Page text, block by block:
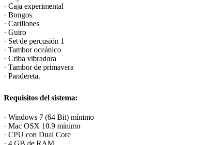
· Caja experimental
· Bongos
· Carillones
· Guiro
· Set de percusión 1
· Tambor oceánico
· Criba vibradora
· Tambor de primavera
· Pandereta.
Requisitos del sistema:
· Windows 7 (64 Bit) mínimo
· Mac OSX 10.9 mínimo
· CPU con Dual Core
· 4 GB de RAM